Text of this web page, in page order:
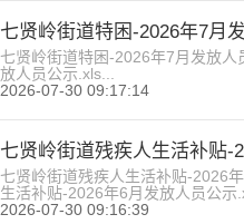
七贤岭街道特困-2026年7月
七贤岭街道特困-2026年7月发放
放人员公示.xls...
2026-07-30 09:17:14
七贤岭街道残疾人生活补贴-
七贤岭街道残疾人生活补贴-2026
生活补贴-2026年6月发放人员公示
2026-07-30 09:16:39